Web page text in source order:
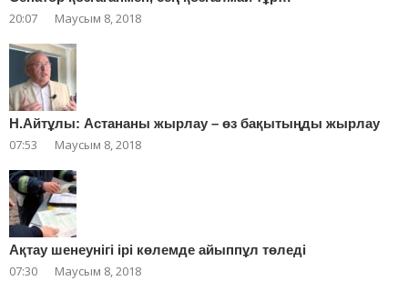
20:07 Маусым 8, 2018
Н.Айтұлы: Астананы жырлау – өз бақытыңды жырлау
07:53 Маусым 8, 2018
Ақтау шенеунігі ірі көлемде айыппұл төледі
07:30 Маусым 8, 2018